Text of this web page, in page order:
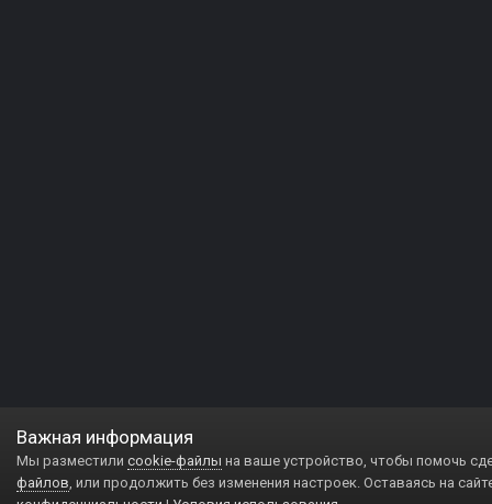
Важная информация
Мы разместили cookie-файлы на ваше устройство, чтобы помочь
файлов, или продолжить без изменения настроек. Оставаясь на